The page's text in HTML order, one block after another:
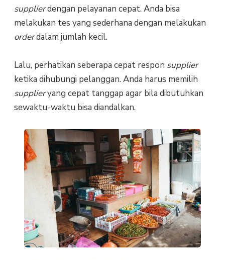
supplierdengan pelayanan cepat. Anda bisa
melakukan tes yang sederhana dengan melakukan
orderdalam jumlah kecil.
Lalu, perhatikan seberapa cepat respon supplier
ketika dihubungi pelanggan. Anda harus memilih
supplieryang cepat tanggap agar bila dibutuhkan
sewaktu-waktu bisa diandalkan.